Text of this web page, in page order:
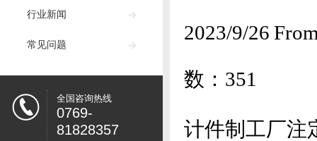
行业新闻
常见问题
全国咨询热线
0769-
81828357
2023/9/26
数： 351
计件制工厂注